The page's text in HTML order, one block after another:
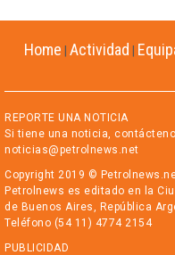
Home Actividad
REPORTE UNA NOTICIA
Si tiene una noticia,
noticias@petrolnews.net
Copyright 2019 ©
Petrolnews es editado en la
de Buenos Aires, República
Teléfono (54 11) 4774 2154
PUBLICIDAD